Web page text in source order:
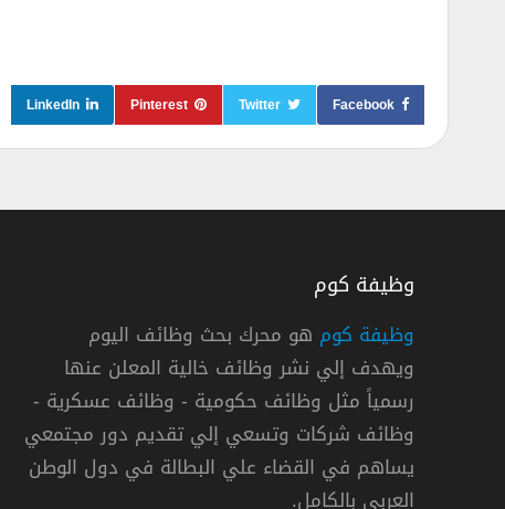
Facebook
Twitter
Pinterest
LinkedIn
وظيفة كوم
وظيفة كوم هو محرك بحث وظائف اليوم
ويهدف إلي نشر وظائف خالية المعلن عنها
رسمياً مثل وظائف حكومية - وظائف عسكرية -
وظائف شركات وتسعي إلي تقديم دور مجتمعي
يساهم في القضاء علي البطالة في دول الوطن
العربي بالكامل.